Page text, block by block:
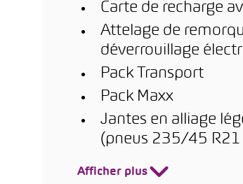
Carte de recharge
Attelage de
déverrouillage
Pack Transport
Pack Maxx
Jantes en alliage
(pneus 235/45
Afficher plus